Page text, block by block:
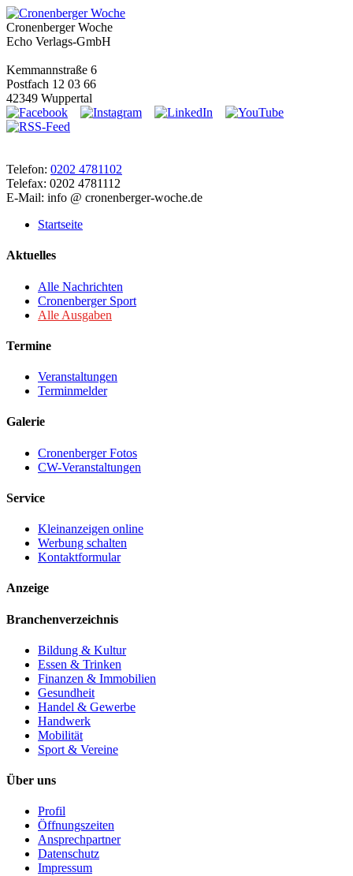
Cronenberger Woche
Echo Verlags-GmbH
Kemmannstraße 6
Postfach 12 03 66
42349 Wuppertal
Telefon: 0202 4781102
Telefax: 0202 4781112
E-Mail: info @ cronenberger-woche.de
Startseite
Aktuelles
Alle Nachrichten
Cronenberger Sport
Alle Ausgaben
Termine
Veranstaltungen
Terminmelder
Galerie
Cronenberger Fotos
CW-Veranstaltungen
Service
Kleinanzeigen online
Werbung schalten
Kontaktformular
Anzeige
Branchenverzeichnis
Bildung & Kultur
Essen & Trinken
Finanzen & Immobilien
Gesundheit
Handel & Gewerbe
Handwerk
Mobilität
Sport & Vereine
Über uns
Profil
Öffnungszeiten
Ansprechpartner
Datenschutz
Impressum